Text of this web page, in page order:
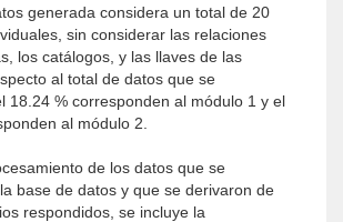
generada considera un total de 20
sin considerar las relaciones
los catálogos, y las llaves de las
al total de datos que se
18.24 % corresponden al módulo 1 y el
al módulo 2.
de los datos que se
base de datos y que se derivaron de
respondidos, se incluye la